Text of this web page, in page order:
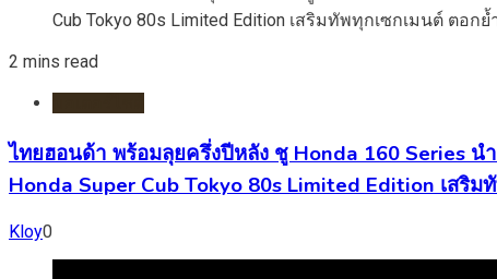
2 mins read
ไทยฮอนด้า พร้อมลุยครึ่งปีหลัง ชู Honda 160 Series
Honda Super Cub Tokyo 80s Limited Edition เสริ
Kloy0